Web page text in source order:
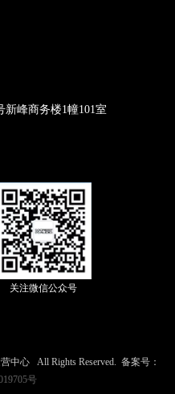
峰商务楼1幢101室
关注微信公众号
中心 All Rights Reserved. 备案号：
号